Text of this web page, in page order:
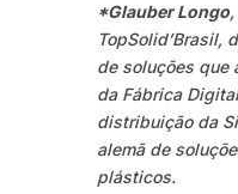
*Glauber Longo,
TopSolid’Brasil,
de soluções que
da Fábrica
distribuição da
alemã de
plásticos.